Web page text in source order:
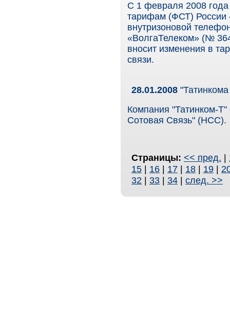
С 1 февраля 2008
тарифам (ФСТ) России
внутризоновой
«ВолгаТелеком» (№
вносит изменения в
связи.
28.01.2008
Компания "Татинком-
Сотовая Связь" (НСС).
Страницы: << пред. |
15 | 16 | 17 | 18 | 19 |
32 | 33 | 34 | след. >>